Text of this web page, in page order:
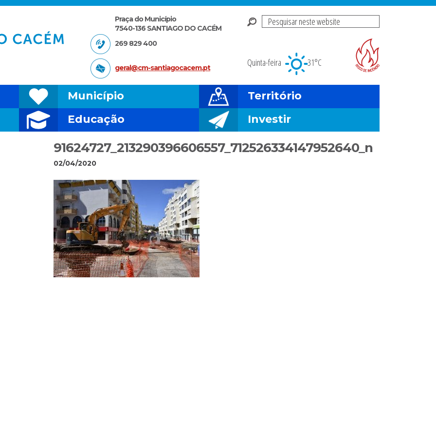
Pesquisar
Quinta-feira
31°C
Praça do Município
7540-136 SANTIAGO DO CACÉM
269 829 400
geral@cm-santiagocacem.pt
Município
Território
Educação Investir
91624727_213290396606557_712526334147952640_n
02/04/2020